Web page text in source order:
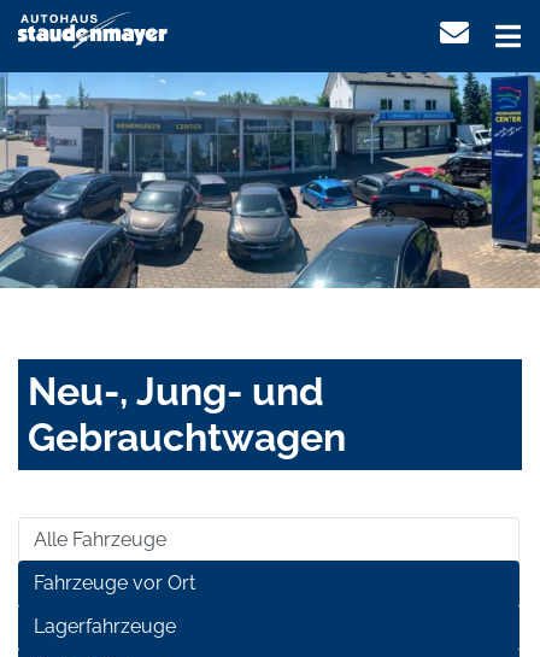
Neu-, Jung- und
Gebrauchtwagen
Alle Fahrzeuge
Fahrzeuge vor Ort
Lagerfahrzeuge